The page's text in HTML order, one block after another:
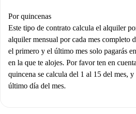
Por quincenas
Este tipo de contrato calcula el alquiler
alquiler mensual por cada mes completo
el primero y el último mes solo pagarás
en la que te alojes. Por favor ten en
quincena se calcula del 1 al 15 del mes,
último día del mes.